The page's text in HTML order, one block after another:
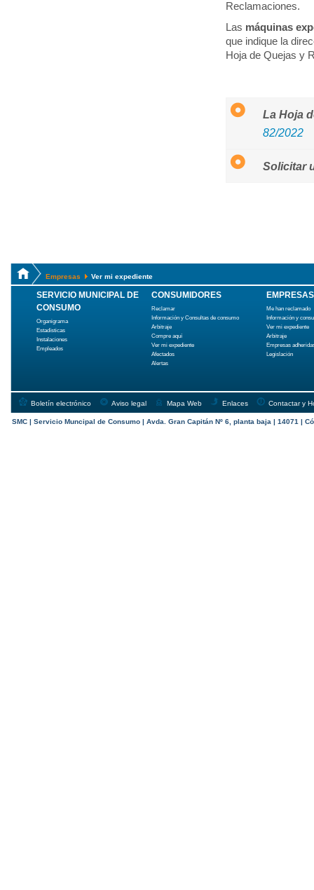
Reclamaciones.
Las máquinas
que indique la
Hoja de Quejas y
La Hoja
82/2022
Solicitar
Empresas Ver mi expediente
SERVICIO MUNICIPAL DE
CONSUMO
Organigrama
Estadísticas
Instalaciones
Empleados
CONSUMIDORES
Reclamar
Información y Consultas de consumo
Arbitraje
Compre aquí
Ver mi expediente
Afectados
Alertas
EMPRESAS
Me han reclamado
Información y
Ver mi expediente
Arbitraje
Empresas
Legislación
Boletín electrónico Aviso legal Mapa Web Enlaces Contactar y
SMC | Servicio Muncipal de Consumo | Avda. Gran Capitán Nº 6, planta baja | 14071 |